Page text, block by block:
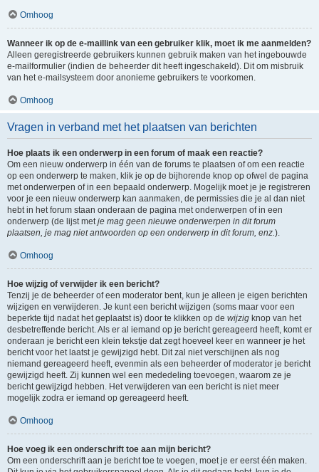
Omhoog
Wanneer ik op de e-maillink van een gebruiker klik, moet ik me aanmelden?
Alleen geregistreerde gebruikers kunnen gebruik maken van het ingebouwde
e-mailformulier (indien de beheerder dit heeft ingeschakeld). Dit om misbruik
van het e-mailsysteem door anonieme gebruikers te voorkomen.
Omhoog
Vragen in verband met het plaatsen van berichten
Hoe plaats ik een onderwerp in een forum of maak een reactie?
Om een nieuw onderwerp in één van de forums te plaatsen of om een reactie
op een onderwerp te maken, klik je op de bijhorende knop op ofwel de pagina
met onderwerpen of in een bepaald onderwerp. Mogelijk moet je je registreren
voor je een nieuw onderwerp kan aanmaken, de permissies die je al dan niet
hebt in het forum staan onderaan de pagina met onderwerpen of in een
onderwerp (de lijst metje mag geen nieuwe onderwerpen in dit forum
plaatsen, je mag niet antwoorden op een onderwerp in dit forum, enz.).
Omhoog
Hoe wijzig of verwijder ik een bericht?
Tenzij je de beheerder of een moderator bent, kun je alleen je eigen berichten
wijzigen en verwijderen. Je kunt een bericht wijzigen (soms maar voor een
beperkte tijd nadat het geplaatst is) door te klikken op de wijzig knop van het
desbetreffende bericht. Als er al iemand op je bericht gereageerd heeft, komt er
onderaan je bericht een klein tekstje dat zegt hoeveel keer en wanneer je het
bericht voor het laatst je gewijzigd hebt. Dit zal niet verschijnen als nog
niemand gereageerd heeft, evenmin als een beheerder of moderator je bericht
gewijzigd heeft. Zij kunnen wel een mededeling toevoegen, waarom ze je
bericht gewijzigd hebben. Het verwijderen van een bericht is niet meer
mogelijk zodra er iemand op gereageerd heeft.
Omhoog
Hoe voeg ik een onderschrift toe aan mijn bericht?
Om een onderschrift aan je bericht toe te voegen, moet je er eerst één maken.